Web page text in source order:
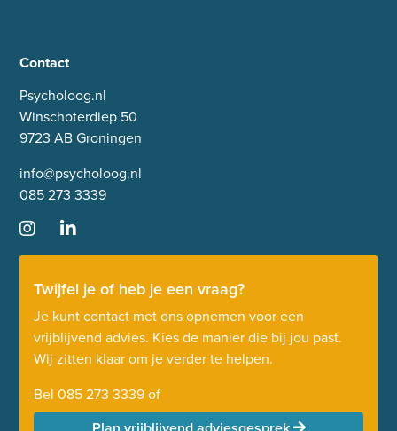
Contact
Psycholoog.nl
Winschoterdiep 50
9723 AB Groningen
info@psycholoog.nl
085 273 3339
Twijfel je of heb je een vraag?
Je kunt contact met ons opnemen voor een
vrijblijvend advies. Kies de manier die bij jou past.
Wij zitten klaar om je verder te helpen.
Bel 085 273 3339of